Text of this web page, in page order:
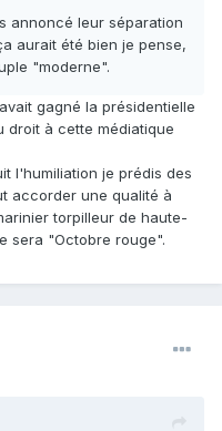
annoncé leur séparation
aurait été bien je pense,
"moderne".
gagné la présidentielle
droit à cette médiatique
l'humiliation je prédis des
accorder une qualité à
torpilleur de haute-
sera "Octobre rouge".